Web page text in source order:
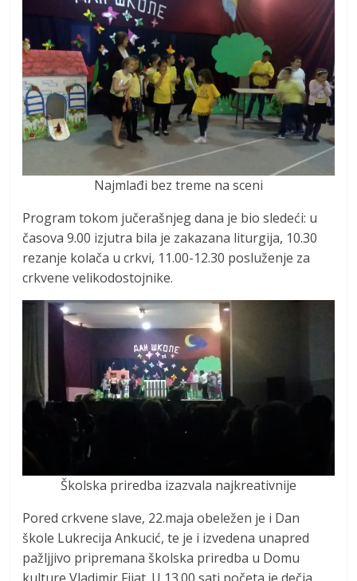
Najmlađi bez treme na sceni
Program tokom jučerašnjeg dana je bio sledeći: u
časova 9.00 izjutra bila je zakazana liturgija, 10.30
rezanje kolača u crkvi, 11.00-12.30 posluženje za
crkvene velikodostojnike.
Školska priredba izazvala najkreativnije
Pored crkvene slave, 22.maja obeležen je i Dan
škole Lukrecija Ankucić, te je i izvedena unapred
pažljjivo pripremana školska priredba u Domu